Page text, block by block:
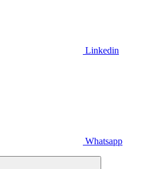
Linkedin
Whatsapp